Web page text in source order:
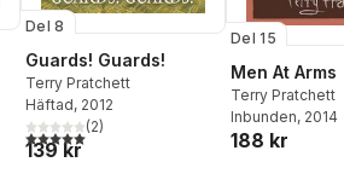
röster:
Del 8
Guards! Guards!
Terry Pratchett
Häftad, 2012
5,0utav 5 stjärnor. Totalt antal röster:
(2)
139 kr
Del 15
Men At Arms
Terry Pratchett
Inbunden, 2014
188 kr